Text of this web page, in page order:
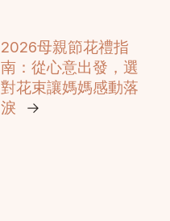
2026母親節花禮指
南：從心意出發，選
對花束讓媽媽感動落
淚
→